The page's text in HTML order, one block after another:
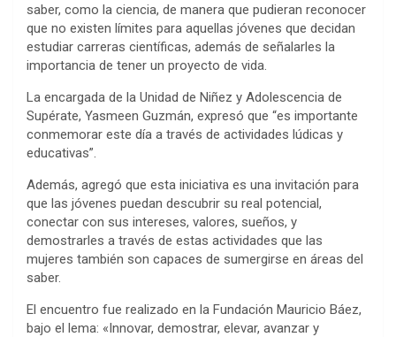
saber, como la ciencia, de manera que pudieran reconocer
que no existen límites para aquellas jóvenes que decidan
estudiar carreras científicas, además de señalarles la
importancia de tener un proyecto de vida.
La encargada de la Unidad de Niñez y Adolescencia de
Supérate, Yasmeen Guzmán, expresó que “es importante
conmemorar este día a través de actividades lúdicas y
educativas”.
Además, agregó que esta iniciativa es una invitación para
que las jóvenes puedan descubrir su real potencial,
conectar con sus intereses, valores, sueños, y
demostrarles a través de estas actividades que las
mujeres también son capaces de sumergirse en áreas del
saber.
El encuentro fue realizado en la Fundación Mauricio Báez,
bajo el lema: «Innovar, demostrar, elevar, avanzar y